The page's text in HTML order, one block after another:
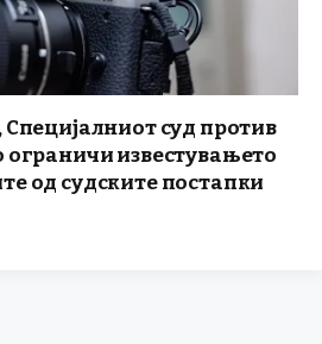
Специјалниот суд против
ограничи известувањето
од судските постапки